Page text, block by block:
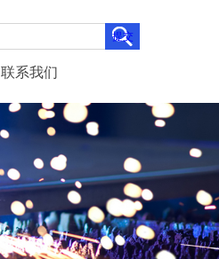
联系我们